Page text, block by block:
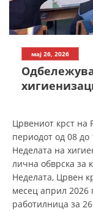
мај 26, 2026
Црвениот крст на
периодот од 08 до
Неделата на
лична обврска за
Неделата, Црвен
месец април 2026
работилница за